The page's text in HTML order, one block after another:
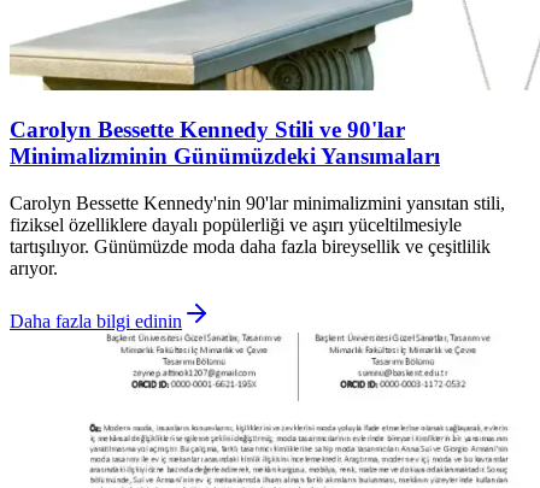
Carolyn Bessette Kennedy Stili ve 90'lar
Minimalizminin Günümüzdeki Yansımaları
Carolyn Bessette Kennedy'nin 90'lar minimalizmini yansıtan stili,
fiziksel özelliklere dayalı popülerliği ve aşırı yüceltilmesiyle
tartışılıyor. Günümüzde moda daha fazla bireysellik ve çeşitlilik
arıyor.
Daha fazla bilgi edinin